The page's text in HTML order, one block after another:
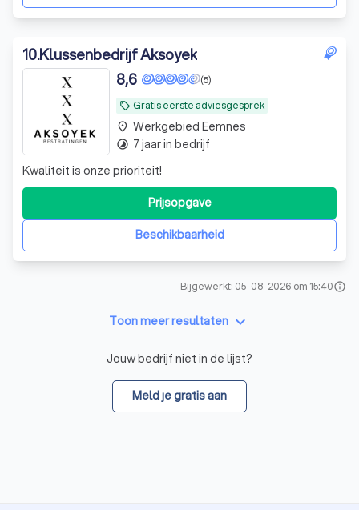
10.Klussenbedrijf Aksoyek
local_offer Gratis eerste adviesgesprek
(5)
8,6
Kwaliteit is onze prioriteit!
Beschikbaarheid
Prijsopgave
place Werkgebied Eemnes
timelapse 7 jaar in bedrijf
Bijgewerkt: 05-08-2026 om 15:40info
Toon meer resultaten keyboard_arrow_down
Jouw bedrijf niet in de lijst?
Meld je gratis aan